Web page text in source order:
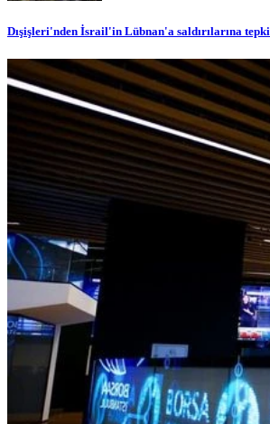
Dışişleri'nden İsrail'in Lübnan'a saldırılarına tepki